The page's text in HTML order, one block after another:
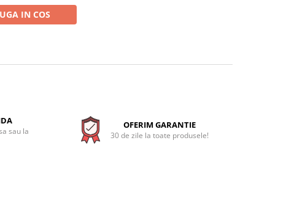
IN COS
sau la
OFERIM GARANTIE
30 de zile la toate produsele!